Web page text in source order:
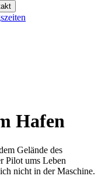
Hafen
Gelände des
Pilot ums Leben
nicht in der Maschine.